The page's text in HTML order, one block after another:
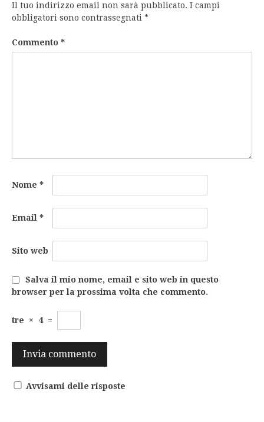
Il tuo indirizzo email non sarà pubblicato. I campi
obbligatori sono contrassegnati *
Commento *
Nome *
Email *
Sito web
Salva il mio nome, email e sito web in questo
browser per la prossima volta che commento.
tre × 4 =
Avvisami delle risposte